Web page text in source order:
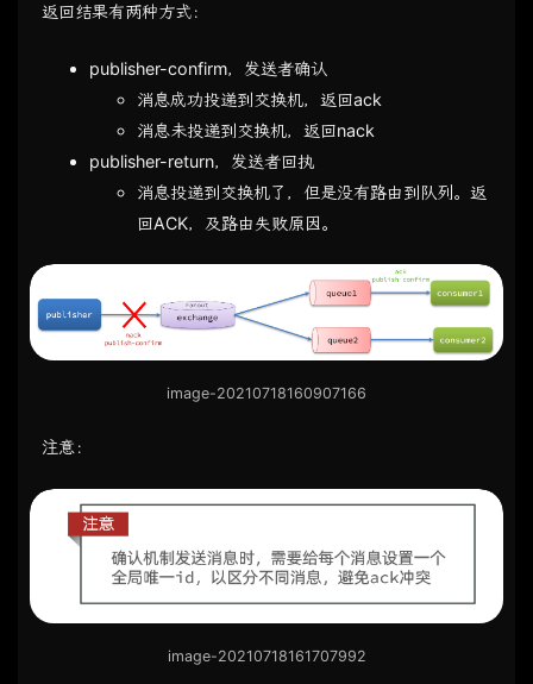
返回结果有两种方式：
publisher-confirm，发送者确认
消息成功投递到交换机，返回ack
消息未投递到交换机，返回nack
publisher-return，发送者回执
消息投递到交换机了，但是没有路由到队列。返
回ACK，及路由失败原因。
image-20210718160907166
注意：
image-20210718161707992